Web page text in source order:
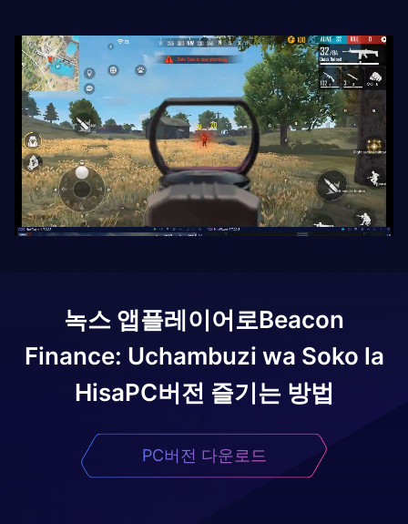
녹스 앱플레이어로Beacon
Finance: Uchambuzi wa Soko la
HisaPC버전 즐기는 방법
PC버전 다운로드